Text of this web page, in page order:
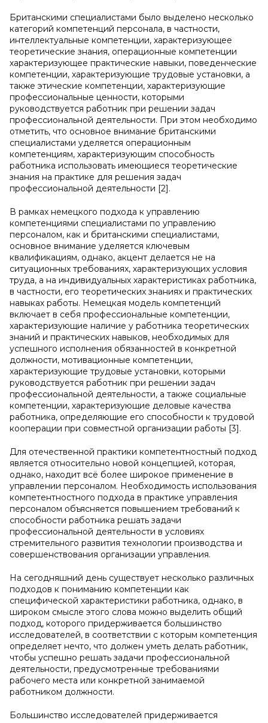
Британскими специалистами было выделено несколько
категорий компетенций персонала, в частности,
интеллектуальные компетенции, характеризующее
теоретические знания, операционные компетенции
характеризующее практические навыки, поведенческие
компетенции, характеризующие трудовые установки, а
также этические компетенции, характеризующие
профессиональные ценности, которыми
руководствуется работник при решении задач
профессиональной деятельности. При этом необходимо
отметить, что основное внимание британскими
специалистами уделяется операционным
компетенциям, характеризующим способность
работника использовать имеющиеся теоретические
знания на практике для решения задач
профессиональной деятельности [2].
В рамках немецкого подхода к управлению
компетенциями специалистами по управлению
персоналом, как и британскими специалистами,
основное внимание уделяется ключевым
квалификациям, однако, акцент делается не на
ситуационных требованиях, характеризующих условия
труда, а на индивидуальных характеристиках работника,
в частности, его теоретических знаниях и практических
навыках работы. Немецкая модель компетенций
включает в себя профессиональные компетенции,
характеризующие наличие у работника теоретических
знаний и практических навыков, необходимых для
успешного исполнения обязанностей в конкретной
должности, мотивационные компетенции,
характеризующие трудовые установки, которыми
руководствуется работник при решении задач
профессиональной деятельности, а также социальные
компетенции, характеризующие деловые качества
работника, определяющие его способности к трудовой
кооперации при совместной организации работы [3].
Для отечественной практики компетентностный подход
является относительно новой концепцией, которая,
однако, находит всё более широкое применение в
управлении персоналом. Необходимость использования
компетентностного подхода в практике управления
персоналом объясняется повышением требований к
способности работника решать задачи
профессиональной деятельности в условиях
стремительного развития технологии производства и
совершенствования организации управления.
На сегодняшний день существует несколько различных
подходов к пониманию компетенции как
специфической характеристики работника, однако, в
широком смысле этого слова можно выделить общий
подход, которого придерживается большинство
исследователей, в соответствии с которым компетенция
определяет нечто, что должен уметь делать работник,
чтобы успешно решать задачи профессиональной
деятельности, предусмотренные требованиями
рабочего места или конкретной занимаемой
работником должности.
Большинство исследователей придерживается